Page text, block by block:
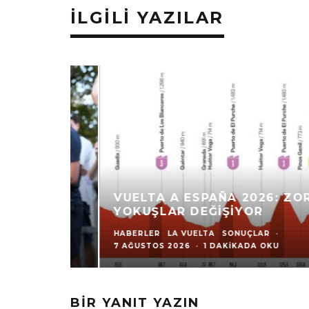
İLGILI YAZILAR
VUELTA A ESPAÑA 2026: ZORLU
YOKUŞLAR DEĞIŞIYOR
HABERLER LA VUELTA SONUÇLAR
·
7 AĞUSTOS 2026
· 1 DAKIKADA OKU
BIR YANIT YAZIN